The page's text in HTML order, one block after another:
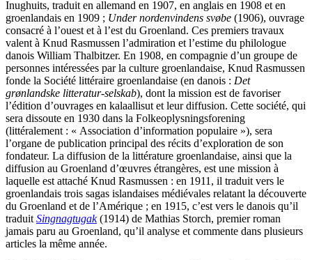
Inughuits, traduit en allemand en 1907, en anglais en 1908 et en
groenlandais en 1909 ; Under nordenvindens svøbe (1906), ouvrage
consacré à l’ouest et à l’est du Groenland. Ces premiers travaux
valent à Knud Rasmussen l’admiration et l’estime du philologue
danois William Thalbitzer. En 1908, en compagnie d’un groupe de
personnes intéressées par la culture groenlandaise, Knud Rasmussen
fonde la Société littéraire groenlandaise (en danois : Det
grønlandske litteratur-selskab), dont la mission est de favoriser
l’édition d’ouvrages en kalaallisut et leur diffusion. Cette société, qui
sera dissoute en 1930 dans la Folkeoplysningsforening
(littéralement : « Association d’information populaire »), sera
l’organe de publication principal des récits d’exploration de son
fondateur. La diffusion de la littérature groenlandaise, ainsi que la
diffusion au Groenland d’œuvres étrangères, est une mission à
laquelle est attaché Knud Rasmussen : en 1911, il traduit vers le
groenlandais trois sagas islandaises médiévales relatant la découverte
du Groenland et de l’Amérique ; en 1915, c’est vers le danois qu’il
traduit Singnagtugak(1914) de Mathias Storch, premier roman
jamais paru au Groenland, qu’il analyse et commente dans plusieurs
articles la même année.